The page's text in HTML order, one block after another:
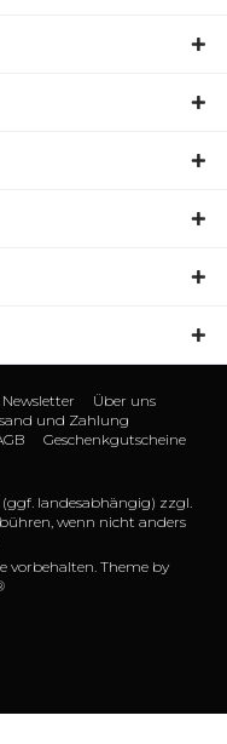
Newsletter
Über uns
und Zahlung
Geschenkgutscheine
landesabhängig) zzgl.
wenn nicht anders
vorbehalten. Theme by